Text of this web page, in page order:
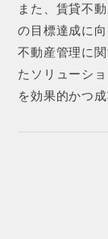
また、賃貸不
の目標達成に
不動産管理に
たソリューシ
を効果的かつ